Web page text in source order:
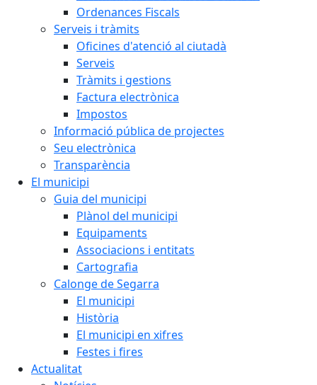
Ordenances Fiscals
Serveis i tràmits
Oficines d'atenció al ciutadà
Serveis
Tràmits i gestions
Factura electrònica
Impostos
Informació pública de projectes
Seu electrònica
Transparència
El municipi
Guia del municipi
Plànol del municipi
Equipaments
Associacions i entitats
Cartografia
Calonge de Segarra
El municipi
Història
El municipi en xifres
Festes i fires
Actualitat